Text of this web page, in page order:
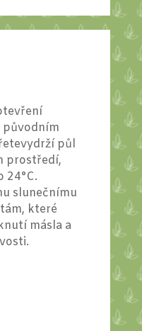
půl
prostředí,
24°C.
slunečnímu
které
másla a